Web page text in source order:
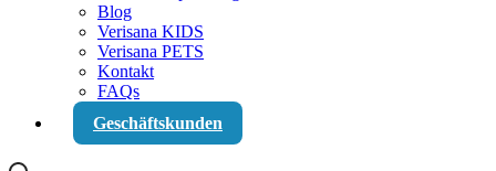
Blog
Verisana KIDS
Verisana PETS
Kontakt
FAQs
Geschäftskunden